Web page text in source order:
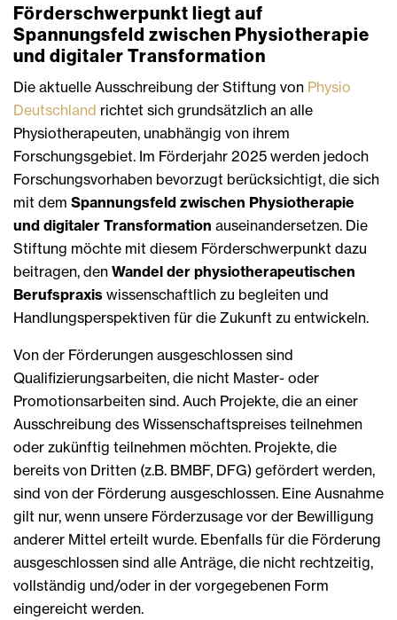
Förderschwerpunkt liegt auf
Spannungsfeld zwischen Physiotherapie
und digitaler Transformation
Die aktuelle Ausschreibung der Stiftung von Physio
Deutschland richtet sich grundsätzlich an alle
Physiotherapeuten, unabhängig von ihrem
Forschungsgebiet. Im Förderjahr 2025 werden jedoch
Forschungsvorhaben bevorzugt berücksichtigt, die sich
mit dem Spannungsfeld zwischen Physiotherapie
und digitaler Transformation auseinandersetzen. Die
Stiftung möchte mit diesem Förderschwerpunkt dazu
beitragen, den Wandel der physiotherapeutischen
Berufspraxis wissenschaftlich zu begleiten und
Handlungsperspektiven für die Zukunft zu entwickeln.
Von der Förderungen ausgeschlossen sind
Qualifizierungsarbeiten, die nicht Master- oder
Promotionsarbeiten sind. Auch Projekte, die an einer
Ausschreibung des Wissenschaftspreises teilnehmen
oder zukünftig teilnehmen möchten. Projekte, die
bereits von Dritten (z.B. BMBF, DFG) gefördert werden,
sind von der Förderung ausgeschlossen. Eine Ausnahme
gilt nur, wenn unsere Förderzusage vor der Bewilligung
anderer Mittel erteilt wurde. Ebenfalls für die Förderung
ausgeschlossen sind alle Anträge, die nicht rechtzeitig,
vollständig und/oder in der vorgegebenen Form
eingereicht werden.